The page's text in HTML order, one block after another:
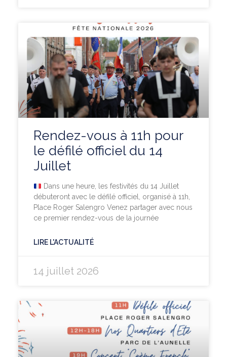
Rendez-vous à 11h pour
le défilé officiel du 14
Juillet
Dans une heure, les festivités du 14 Juillet
débuteront avec le défilé officiel, organisé à 11h,
Place Roger Salengro Venez partager avec nous
ce premier rendez-vous de la journée
LIRE L'ACTUALITÉ
14 juillet 2026